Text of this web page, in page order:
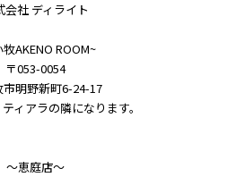
会社 ディライト
AKENO ROOM~
〒053-0054
市明野新町6-24-17
ィアラの隣になります。
～恵庭店～